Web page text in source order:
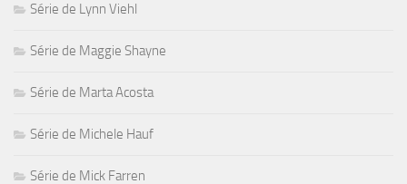
Série de Lynn Viehl
Série de Maggie Shayne
Série de Marta Acosta
Série de Michele Hauf
Série de Mick Farren